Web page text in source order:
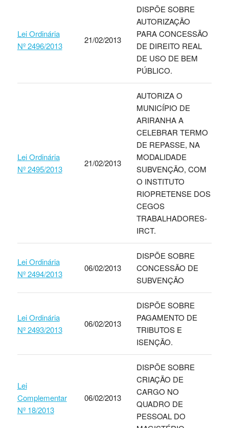
Lei Ordinária
Nº 2496/2013
21/02/2013
DISPÕE SOBRE
AUTORIZAÇÃO
PARA CONCESSÃO
DE DIREITO REAL
DE USO DE BEM
PÚBLICO.
Lei Ordinária
Nº 2495/2013
21/02/2013
AUTORIZA O
MUNICÍPIO DE
ARIRANHA A
CELEBRAR TERMO
DE REPASSE, NA
MODALIDADE
SUBVENÇÃO, COM
O INSTITUTO
RIOPRETENSE DOS
CEGOS
TRABALHADORES-
IRCT.
Lei Ordinária
Nº 2494/2013
06/02/2013
DISPÕE SOBRE
CONCESSÃO DE
SUBVENÇÃO
Lei Ordinária
Nº 2493/2013
06/02/2013
DISPÕE SOBRE
PAGAMENTO DE
TRIBUTOS E
ISENÇÃO.
Lei
Complementar
Nº 18/2013
06/02/2013
DISPÕE SOBRE
CRIAÇÃO DE
CARGO NO
QUADRO DE
PESSOAL DO